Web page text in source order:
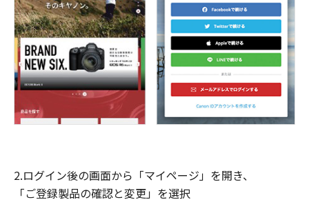
2.ログイン後の画面から「マイページ」を開き、
「ご登録製品の確認と変更」を選択